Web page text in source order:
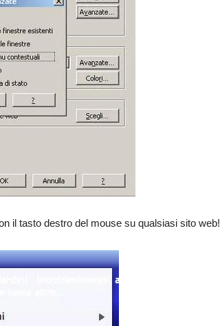
il tasto destro del mouse su qualsiasi sito web!